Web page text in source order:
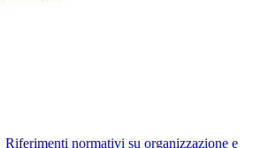
Riferimenti normativi su organizzazione e